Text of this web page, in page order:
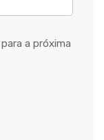
a próxima